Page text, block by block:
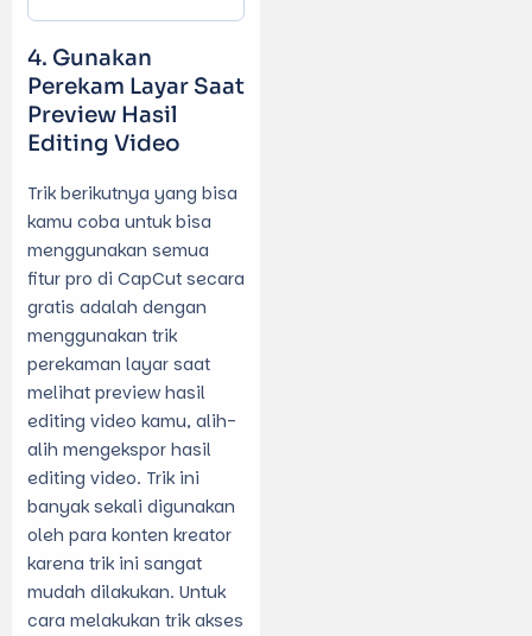
Gunakan
Perekam Layar Saat
Preview Hasil
Editing Video
Trik berikutnya yang bisa
kamu coba untuk bisa
menggunakan semua
fitur pro di CapCut secara
gratis adalah dengan
menggunakan trik
perekaman layar saat
melihat preview hasil
editing video kamu, alih-
alih mengekspor hasil
editing video. Trik ini
banyak sekali digunakan
oleh para konten kreator
karena trik ini sangat
mudah dilakukan. Untuk
cara melakukan trik akses